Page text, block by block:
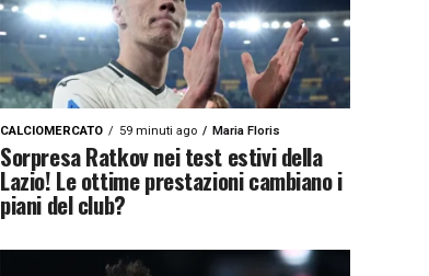
CALCIOMERCATO 59 minuti ago Maria Floris
Sorpresa Ratkov nei test estivi della
Lazio! Le ottime prestazioni cambiano i
piani del club?